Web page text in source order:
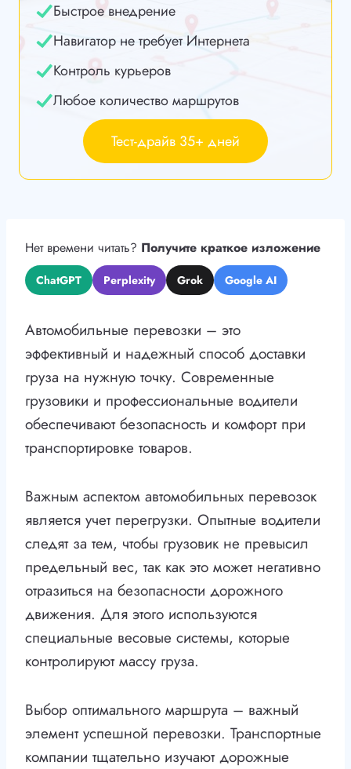
Быстрое внедрение
Навигатор не требует Интернета
Контроль курьеров
Любое количество маршрутов
Тест-драйв 35+ дней
Нет времени читать? Получите краткое изложение
ChatGPT Perplexity Grok Google AI
Автомобильные перевозки – это
эффективный и надежный способ доставки
груза на нужную точку. Современные
грузовики и профессиональные водители
обеспечивают безопасность и комфорт при
транспортировке товаров.
Важным аспектом автомобильных перевозок
является учет перегрузки. Опытные водители
следят за тем, чтобы грузовик не превысил
предельный вес, так как это может негативно
отразиться на безопасности дорожного
движения. Для этого используются
специальные весовые системы, которые
контролируют массу груза.
Выбор оптимального маршрута – важный
элемент успешной перевозки. Транспортные
компании тщательно изучают дорожные